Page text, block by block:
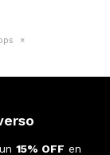
15% OFF en